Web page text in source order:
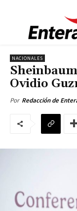
NACIONALES
Ovidio
Por Redacción de